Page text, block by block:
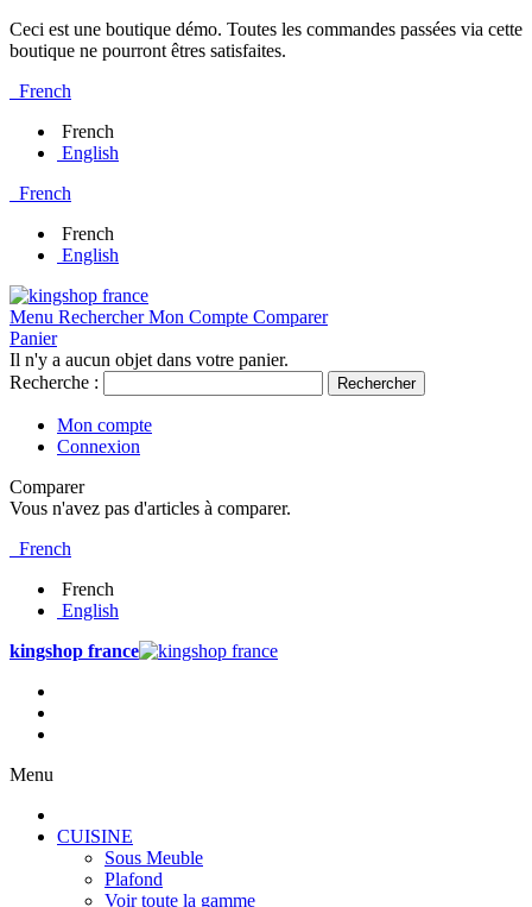
Ceci est une boutique démo. Toutes les commandes passées via cette
boutique ne pourront êtres satisfaites.
French
French
English
French
French
English
Menu Rechercher Mon Compte Comparer
Panier
Il n'y a aucun objet dans votre panier.
Recherche :
Rechercher
Mon compte
Connexion
Comparer
Vous n'avez pas d'articles à comparer.
French
French
English
kingshop france
Menu
CUISINE
Sous Meuble
Plafond
Voir toute la gamme